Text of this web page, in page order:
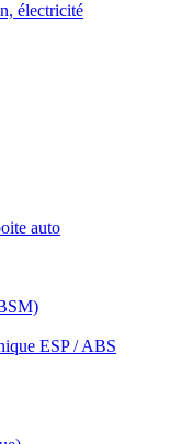
électricité
auto
ESP / ABS